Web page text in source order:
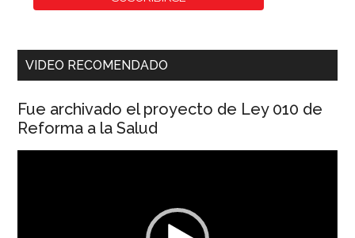
VIDEO RECOMENDADO
Fue archivado el proyecto de Ley 010 de
Reforma a la Salud